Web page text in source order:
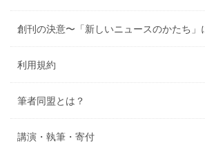
創刊の決意〜「新しいニュースのかたち」
利用規約
筆者同盟とは？
講演・執筆・寄付